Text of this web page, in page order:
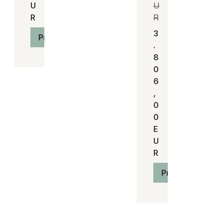
U
R
Produkt anzeigen
U
R
3
.
8
0
6
,
0
0
E
U
R
Produkt